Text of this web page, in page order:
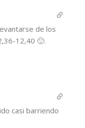
de los
12,40 🙂.
casi barriendo